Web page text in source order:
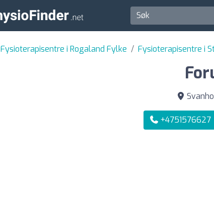
Fysioterapisentre i Rogaland Fylke Fysioterapisentre i
+4751576627